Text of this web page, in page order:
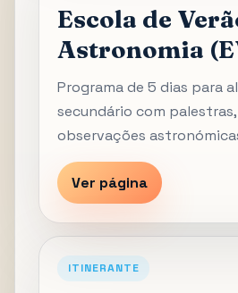
Escola de
Astronomia
Programa de 5 dias para
secundário com
observações
Ver página
ITINERANTE